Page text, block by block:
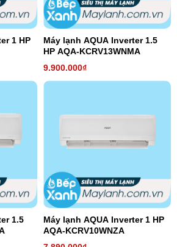
1 HP
Máy lạnh AQUA Inverter 1.5
HP AQA-KCRV13WNMA
9.900.000₫
1.5
Máy lạnh AQUA Inverter 1 HP
AQA-KCRV10WNZA